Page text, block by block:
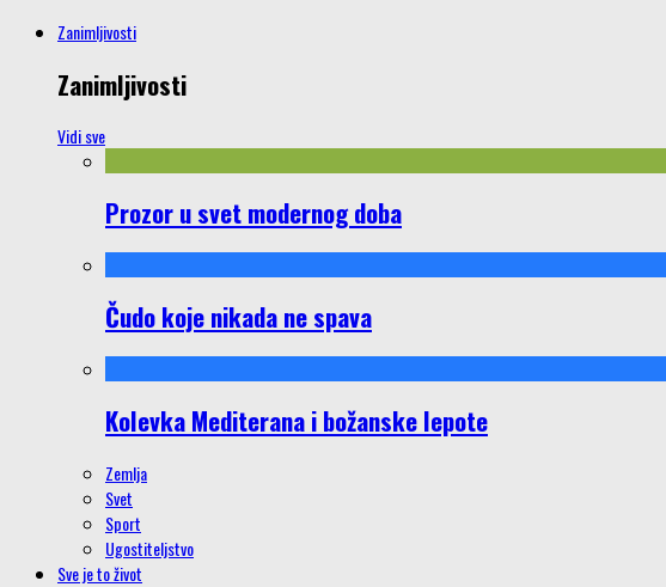
Zanimljivosti
Zanimljivosti
Vidi sve
Prozor u svet modernog doba
Čudo koje nikada ne spava
Kolevka Mediterana i božanske lepote
Zemlja
Svet
Sport
Ugostiteljstvo
Sve je to život